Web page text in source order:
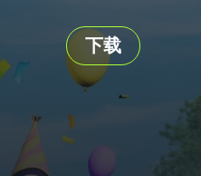
下载